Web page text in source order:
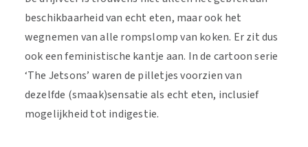
beschikbaarheid van echt eten, maar ook het
wegnemen van alle rompslomp van koken. Er zit dus
ook een feministische kantje aan. In de cartoon serie
‘The Jetsons’ waren de pilletjes voorzien van
dezelfde (smaak)sensatie als echt eten, inclusief
mogelijkheid tot indigestie.